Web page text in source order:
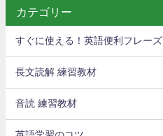
カテゴリー
すぐに使える！英語便利フレーズ
長文読解 練習教材
音読 練習教材